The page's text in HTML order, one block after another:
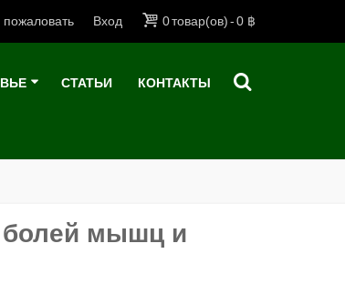
0товар(ов)-0 ฿
Вход
СТАТЬИ КОНТАКТЫ
болей мышц и